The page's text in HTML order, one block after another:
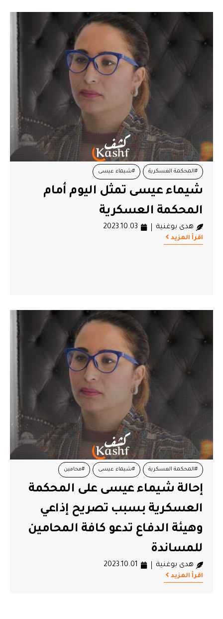
#المحكمة العسكرية #شيماء عيسى
شيماء عيسى تمثل اليوم أمام
المحكمة العسكرية
هدى بوغنية 2023.10.03
اقرأ المزيد
#المحكمة العسكرية #شيماء عيسى #محامين
#هيئة الدفاع عن المعتقلين
إحالة شيماء عيسى على المحكمة
العسكرية بسبب تصريح إذاعي
وهيئة الدفاع تدعو كافة المحامين
للمساندة
هدى بوغنية 2023.10.01
اقرأ المزيد